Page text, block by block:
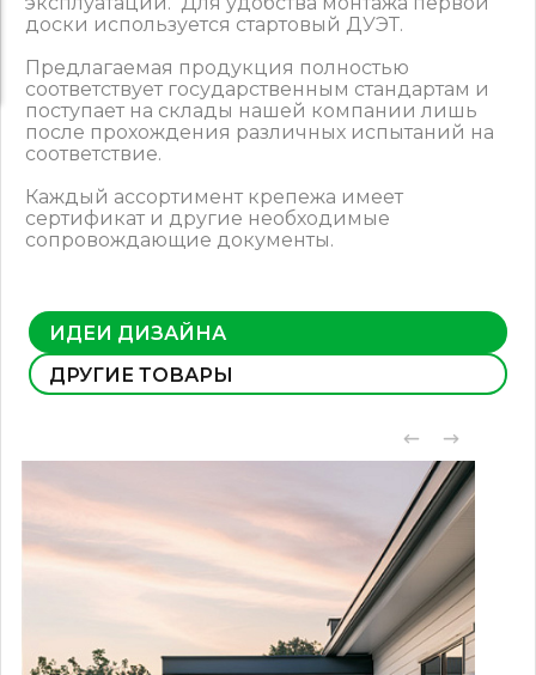
доски используется стартовый ДУЭТ.
Предлагаемая продукция полностью
соответствует государственным стандартам и
поступает на склады нашей компании лишь
после прохождения различных испытаний на
соответствие.
Каждый ассортимент крепежа имеет
сертификат и другие необходимые
сопровождающие документы.
ИДЕИ ДИЗАЙНА
ДРУГИЕ ТОВАРЫ